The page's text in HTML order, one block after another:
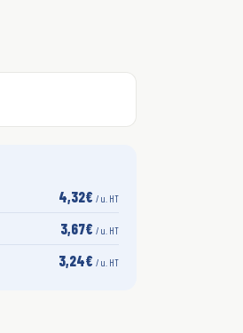
4,32€ / u. HT
3,67€ / u. HT
3,24€ / u. HT